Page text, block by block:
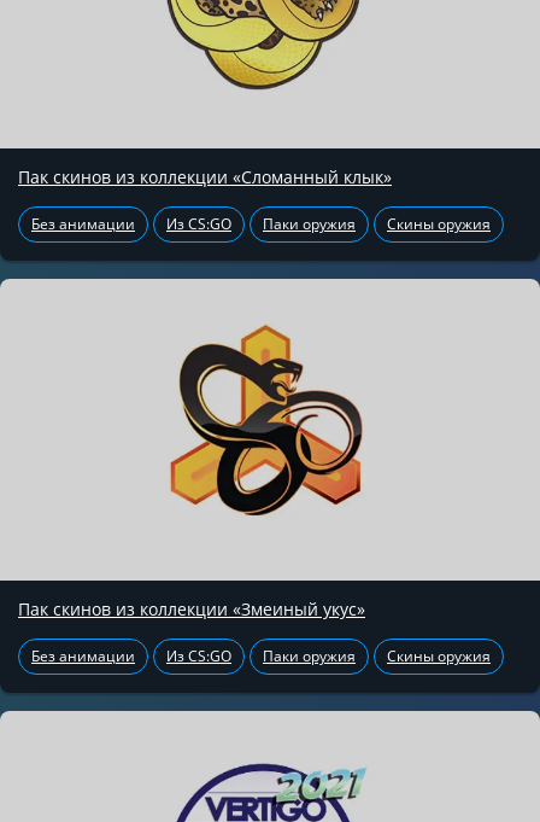
Пак скинов из коллекции «Сломанный клык»
Без анимации Из CS:GO Паки оружия Скины оружия
Пак скинов из коллекции «Змеиный укус»
Без анимации Из CS:GO Паки оружия Скины оружия